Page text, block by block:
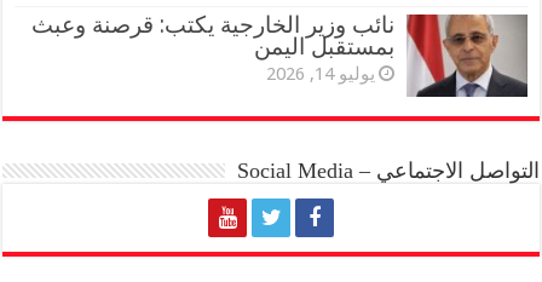
نائب وزير الخارجية يكتب: قرصنة وعبث
بمستقبل اليمن
يوليو 14, 2026
التواصل الاجتماعي – Social Media